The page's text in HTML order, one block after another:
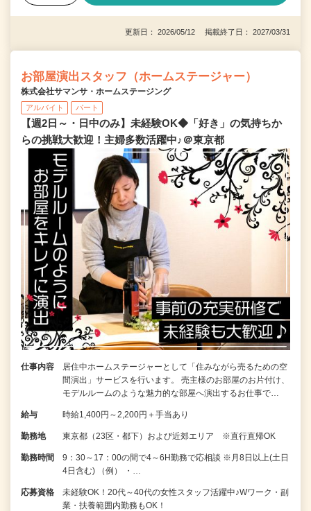
更新日： 2026/05/12 掲載終了日： 2027/03/31
お部屋演出スタッフ（ホームステージャー）
株式会社サマンサ・ホームステージング
アルバイト パート
【週2日～・日中のみ】未経験OK◆「好き」の気持ちか
らの挑戦大歓迎！主婦多数活躍中♪＠東京都
仕事内容
居住中ホームステージャーとして「住みながら売るための空
間演出」サービスを行います。 売主様のお部屋のお片付け、
モデルルームのような魅力的な部屋へ演出するお仕事で…
給与 時給1,400円～2,200円＋手当あり
勤務地 東京都（23区・都下）および近郊エリア ※直行直帰OK
勤務時間
9：30～17：00の間で4～6H勤務で応相談 ※月8日以上(土日
4日含む) （例） ・…
応募資格
未経験OK！20代～40代の女性スタッフ活躍中♪Wワーク・副
業・扶養範囲内勤務もOK！